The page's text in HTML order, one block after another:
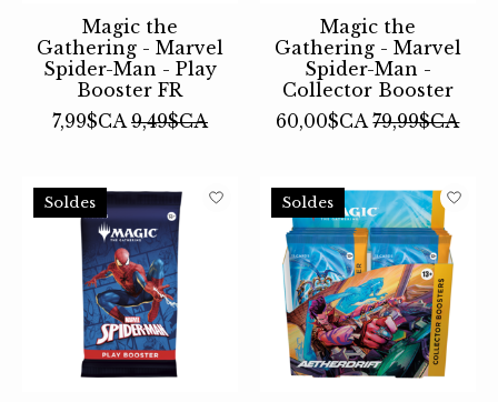
Magic the
Gathering - Marvel
Spider-Man - Play
Booster FR
7,99$CA 9,49$CA
Magic the
Gathering - Marvel
Spider-Man -
Collector Booster
60,00$CA 79,99$CA
Soldes Soldes